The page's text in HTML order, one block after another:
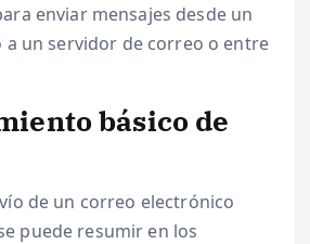
enviar mensajes desde un
a un servidor de correo o entre
básico de
de un correo electrónico
puede resumir en los